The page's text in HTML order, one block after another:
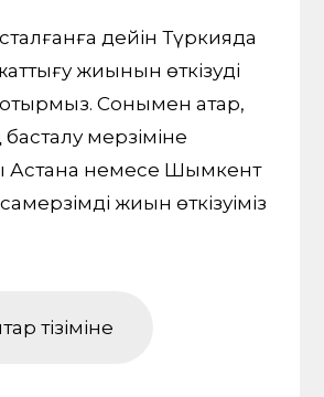
дейін Түркияда
жиынын өткізуді
Сонымен қатар,
мерзіміне
Астана немесе Шымкент
жиын өткізуіміз
тізіміне